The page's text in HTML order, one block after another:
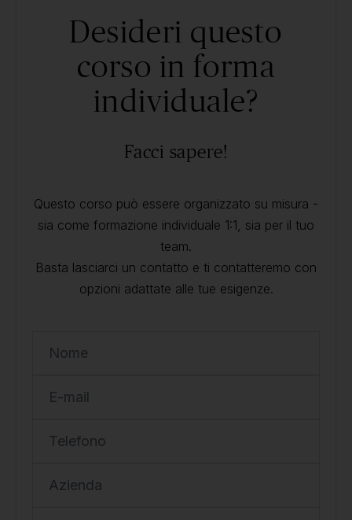
Desideri questo
corso in forma
individuale?
Facci sapere!
Questo corso può essere organizzato su misura -
sia come formazione individuale 1:1, sia per il tuo
team.
Basta lasciarci un contatto e ti contatteremo con
opzioni adattate alle tue esigenze.
Nome
E-mail
Telefono
Azienda